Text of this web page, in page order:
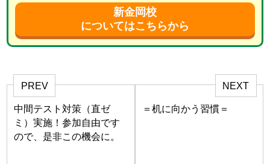
新金岡校
についてはこちらから
PREV
中間テスト対策（直ゼ
ミ）実施！参加自由です
ので、是非この機会に。
NEXT
＝机に向かう習慣＝